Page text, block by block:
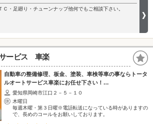
Ｃ・足廻り・チューンナップ他何でもご相談下さい。
サービス 車楽
自動車の整備修理、板金、塗装、車検等車の事ならトータ
ルオートサービス車楽にお任せ下さい！…
愛知県岡崎市江口２－５－１０
木曜日
毎週木曜・第３日曜※電話転送になっている時がありますの
で、長めのコールをお願いしております。